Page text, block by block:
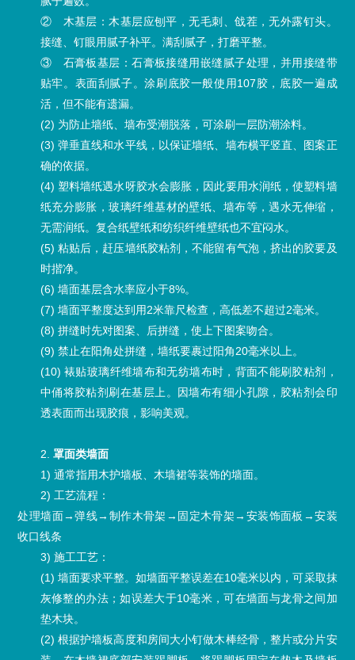
② 木基层：木基层应刨平，无毛刺、戗茬，无外露钉头。
接缝、钉眼用腻子补平。满刮腻子，打磨平整。
③ 石膏板基层：石膏板接缝用嵌缝腻子处理，并用接缝带
贴牢。表面刮腻子。涂刷底胶一般使用107胶，底胶一遍成
活，但不能有遗漏。
(2) 为防止墙纸、墙布受潮脱落，可涂刷一层防潮涂料。
(3) 弹垂直线和水平线，以保证墙纸、墙布横平竖直、图案正
确的依据。
(4) 塑料墙纸遇水呀胶水会膨胀，因此要用水润纸，使塑料墙
纸充分膨胀，玻璃纤维基材的壁纸、墙布等，遇水无伸缩，
无需润纸。复合纸壁纸和纺织纤维壁纸也不宜闷水。
(5) 粘贴后，赶压墙纸胶粘剂，不能留有气泡，挤出的胶要及
时揩净。
(6) 墙面基层含水率应小于8%。
(7) 墙面平整度达到用2米靠尺检查，高低差不超过2毫米。
(8) 拼缝时先对图案、后拼缝，使上下图案吻合。
(9) 禁止在阳角处拼缝，墙纸要裹过阳角20毫米以上。
(10) 裱贴玻璃纤维墙布和无纺墙布时，背面不能刷胶粘剂，
中俑将胶粘剂刷在基层上。因墙布有细小孔隙，胶粘剂会印
透表面而出现胶痕，影响美观。
2. 罩面类墙面
1) 通常指用木护墙板、木墙裙等装饰的墙面。
2) 工艺流程：
处理墙面→弹线→制作木骨架→固定木骨架→安装饰面板→安装
收口线条
3) 施工工艺：
(1) 墙面要求平整。如墙面平整误差在10毫米以内，可采取抹
灰修整的办法；如误差大于10毫米，可在墙面与龙骨之间加
垫木块。
(2) 根据护墙板高度和房间大小钉做木棒经骨，整片或分片安